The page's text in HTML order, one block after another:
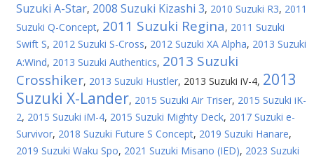
Suzuki A-Star, 2008 Suzuki Kizashi 3, 2010 Suzuki R3, 2011
Suzuki Q-Concept, 2011 Suzuki Regina, 2011 Suzuki
Swift S, 2012 Suzuki S-Cross, 2012 Suzuki XA Alpha, 2013 Suzuki
A:Wind, 2013 Suzuki Authentics, 2013 Suzuki
Crosshiker, 2013 Suzuki Hustler, 2013 Suzuki iV-4, 2013
Suzuki X-Lander, 2015 Suzuki Air Triser, 2015 Suzuki iK-
2, 2015 Suzuki iM-4, 2015 Suzuki Mighty Deck, 2017 Suzuki e-
Survivor, 2018 Suzuki Future S Concept, 2019 Suzuki Hanare,
2019 Suzuki Waku Spo, 2021 Suzuki Misano (IED), 2023 Suzuki